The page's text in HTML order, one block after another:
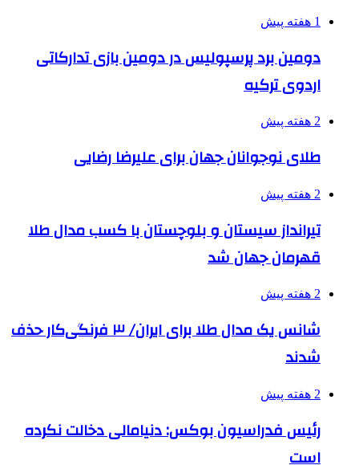
1 هفته پیش
دومین برد پرسپولیس در دومین بازی تدارکاتی
اردوی ترکیه
2 هفته پیش
طلای نوجوانان جهان برای علیرضا رضایی
2 هفته پیش
تیرانداز سیستان و بلوچستان با کسب مدال طلا
قهرمان جهان شد
2 هفته پیش
شانس یک مدال طلا برای ایران/ ۳ فرنگی‌کار حذف
شدند
2 هفته پیش
رئیس فدراسیون بوکس: دنیامالی دخالت نکرده
است